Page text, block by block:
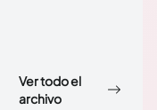
Ver todo el
archivo